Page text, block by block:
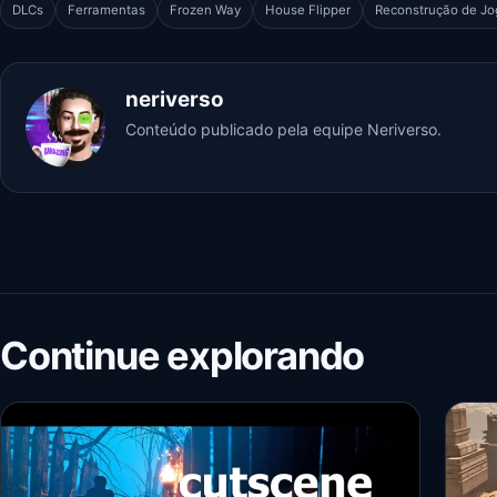
DLCs Ferramentas Frozen Way House Flipper Reconstrução de
neriverso
Conteúdo publicado pela equipe Neriverso.
Continue explorando